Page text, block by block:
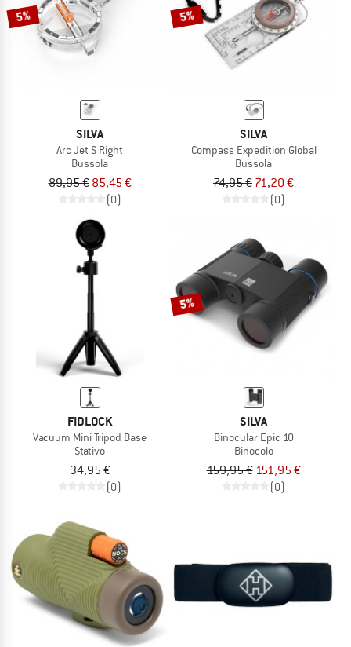
5%
SILVA
Arc Jet S Right
Bussola
89,95 € 85,45 €
(0)
5%
SILVA
Compass Expedition Global
Bussola
74,95 € 71,20 €
(0)
FIDLOCK
Vacuum Mini Tripod Base
Stativo
34,95 €
(0)
5%
SILVA
Binocular Epic 10
Binocolo
159,95 € 151,95 €
(0)